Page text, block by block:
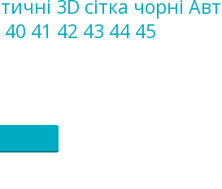
3D сітка чорні
41 42 43 44 45